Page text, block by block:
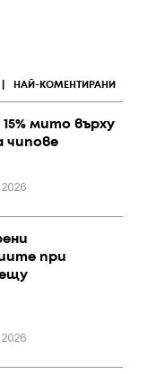
НАЙ-КОМЕНТИРАНИ
мито върху
чипове
при